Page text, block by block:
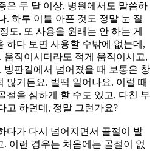
두 달 이상, 병원에서도 말씀하
. 하루 이틀 아픈 것도 정말 눈 질
도. 또 사용을 원래는 안 하는 게
하다 보면 사용할 수밖에 없는데,
움직이시더라도 적게 움직이시고,
빙판길에서 넘어졌을 때 보통은 창
많거든요. 벌떡 일어나요. 이럴 때
절을 심하게 할 수도 있고, 다친 부
고 하던데, 정말 그런가요?
다가 다시 넘어지면서 골절이 발
이런 경우는 처음에는 골절이 없